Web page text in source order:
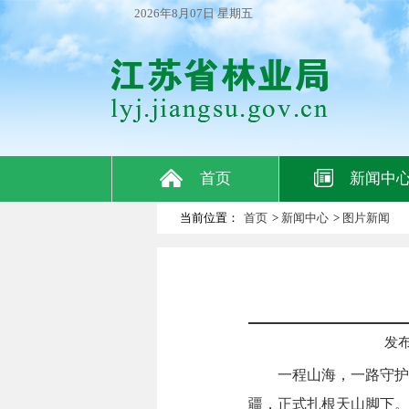
2026年8月07日 星期五
首页 新闻中
当前位置： 首页 > 新闻中心 > 图片新闻
发
一程山海，一路守
疆，正式扎根天山脚下